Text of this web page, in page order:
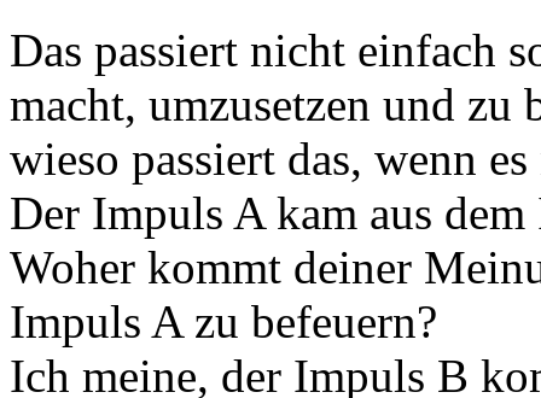
Das passiert nicht einfach
macht, umzusetzen und zu
wieso passiert das, wenn
Der Impuls A kam aus
Woher kommt deiner
Impuls A zu befeuern?
Ich meine, der Impuls B